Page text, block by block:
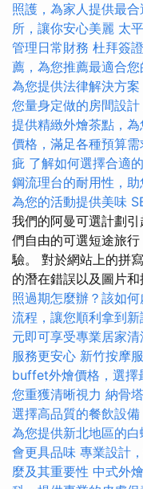
照護，為家人提供最
所，讓你安心美麗 太
管理日常財務 杜拜簽
薦，為您推薦最適合
為您提供法律解決方案
您量身定做的房間設計
提供精緻外燴茶點，
價格，滿足各種預算需
疵 了解如何選擇合適
鋼流理台的耐用性，
為您的活動提供美味
我們的阿曼可選計劃
們自由的可選短途旅
驗。 對於網站上的拼
的潛在錯誤以及圖片
照過期怎麼辦？該如何
流程，讓您順利拿到新
元即可享受專業居家清
服務更安心 新竹按摩
buffet外燴價格，選擇
您重獲清晰視力 納骨
選擇高品質的餐飲設
為您提供新北地區的
會更具品味 專業設計
麼及其重要性 中式外